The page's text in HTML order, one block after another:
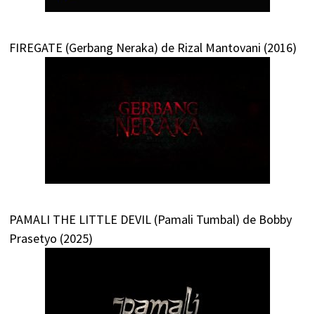
FIREGATE (Gerbang Neraka) de Rizal Mantovani (2016)
PAMALI THE LITTLE DEVIL (Pamali Tumbal) de Bobby
Prasetyo (2025)